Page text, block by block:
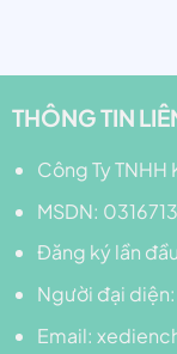
CHÍNH
Xem
-
-
-
THÔNG TIN
Công Ty TNHH
MSDN:
Đăng ký lần
Người đại
Email: